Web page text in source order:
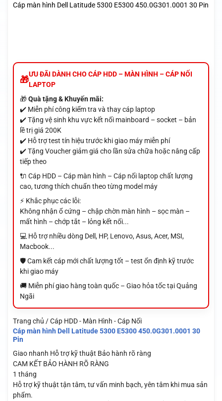
Cáp màn hình Dell Latitude 5300 E5300 450.0G301.0001 30 Pin
ƯU ĐÃI DÀNH CHO CÁP HDD – MÀN HÌNH – CÁP NỐI
LAPTOP
🎁Quà tặng & Khuyến mãi:
✔️ Miễn phí công kiểm tra và thay cáp laptop
✔️ Tặng vệ sinh khu vực kết nối mainboard – socket – bản
lề trị giá 200K
✔️ Hỗ trợ test tín hiệu trước khi giao máy miễn phí
✔️ Tặng Voucher giảm giá cho lần sửa chữa hoặc nâng cấp
tiếp theo
🔌 Cáp HDD – Cáp màn hình – Cáp nối laptop chất lượng
cao, tương thích chuẩn theo từng model máy
⚡ Khắc phục các lỗi:
Không nhận ổ cứng – chập chờn màn hình – sọc màn –
mất hình – chớp tắt – lỏng kết nối...
💻 Hỗ trợ nhiều dòng Dell, HP, Lenovo, Asus, Acer, MSI,
Macbook...
🛡️ Cam kết cáp mới chất lượng tốt – test ổn định kỹ trước
khi giao máy
🚚 Miễn phí giao hàng toàn quốc – Giao hỏa tốc tại Quảng
Ngãi
Trang chủ / Cáp HDD - Màn Hình - Cáp Nối
Cáp màn hình Dell Latitude 5300 E5300 450.0G301.0001 30
Pin
Giao nhanh Hỗ trợ kỹ thuật Bảo hành rõ ràng
CAM KẾT BẢO HÀNH RÕ RÀNG
1 tháng
Hỗ trợ kỹ thuật tận tâm, tư vấn minh bạch, yên tâm khi mua sản
phẩm.